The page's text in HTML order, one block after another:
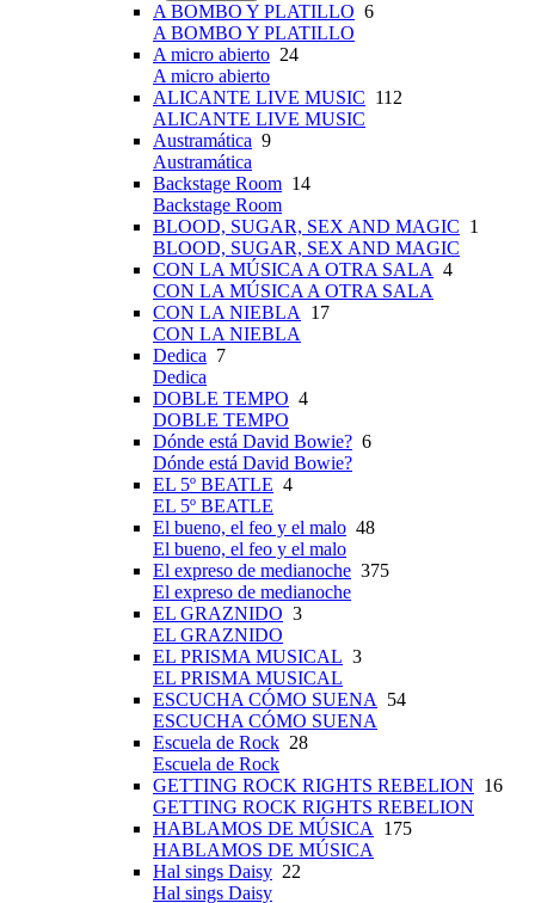
A BOMBO Y PLATILLO 6
A BOMBO Y PLATILLO
A micro abierto 24
A micro abierto
ALICANTE LIVE MUSIC 112
ALICANTE LIVE MUSIC
Austramática 9
Austramática
Backstage Room 14
Backstage Room
BLOOD, SUGAR, SEX AND MAGIC 1
BLOOD, SUGAR, SEX AND MAGIC
CON LA MÚSICA A OTRA SALA 4
CON LA MÚSICA A OTRA SALA
CON LA NIEBLA
17
CON LA NIEBLA
Dedica 7
Dedica
DOBLE TEMPO 4
DOBLE TEMPO
Dónde está David Bowie? 6
Dónde está David Bowie?
EL 5º BEATLE 4
EL 5º BEATLE
El bueno, el feo y el malo 48
El bueno, el feo y el malo
El expreso de medianoche 375
El expreso de medianoche
EL GRAZNIDO 3
EL GRAZNIDO
EL PRISMA MUSICAL 3
EL PRISMA MUSICAL
ESCUCHA CÓMO SUENA
54
ESCUCHA CÓMO SUENA
Escuela de Rock 28
Escuela de Rock
GETTING ROCK RIGHTS REBELION 16
GETTING ROCK RIGHTS REBELION
HABLAMOS DE MÚSICA
175
HABLAMOS DE MÚSICA
Hal sings Daisy 22
Hal sings Daisy